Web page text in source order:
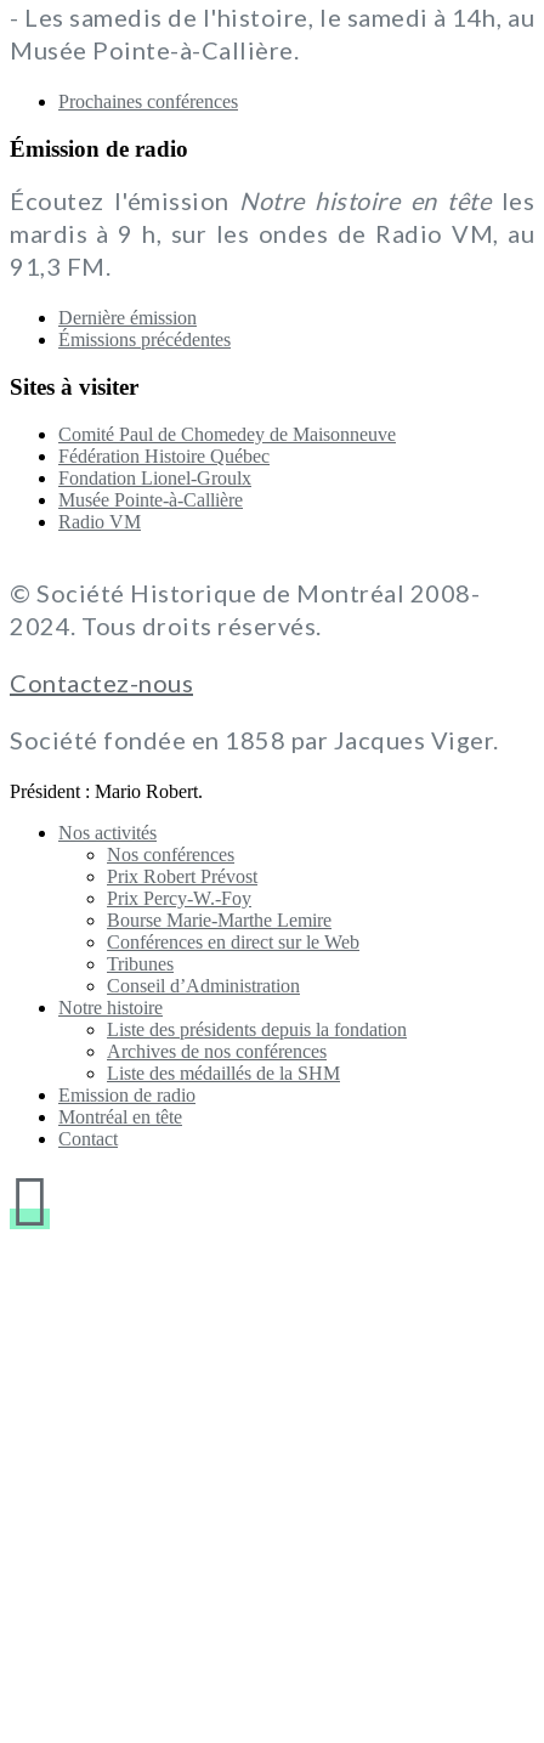
- Les samedis de l'histoire, le samedi à 14h, au
Musée Pointe-à-Callière.
Prochaines conférences
Émission de radio
Écoutez l'émission Notre histoire en têteles
mardis à 9 h, sur les ondes de Radio VM, au
91,3 FM.
Dernière émission
Émissions précédentes
Sites à visiter
Comité Paul de Chomedey de Maisonneuve
Fédération Histoire Québec
Fondation Lionel-Groulx
Musée Pointe-à-Callière
Radio VM
© Société Historique de Montréal 2008-
2024. Tous droits réservés.
Contactez-nous
Société fondée en 1858 par Jacques Viger.
Président : Mario Robert.
Nos activités
Nos conférences
Prix Robert Prévost
Prix Percy-W.-Foy
Bourse Marie-Marthe Lemire
Conférences en direct sur le Web
Tribunes
Conseil d’Administration
Notre histoire
Liste des présidents depuis la fondation
Archives de nos conférences
Liste des médaillés de la SHM
Emission de radio
Montréal en tête
Contact